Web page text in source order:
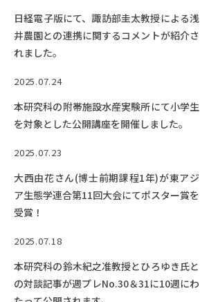
日経電子版にて、諏訪部圭太教授による浅
井農園との連携に関するコメントが紹介さ
れました。
2025.07.24
本研究科の附帯施設水産実験所にて小学生
を対象とした公開講座を開催しました。
2025.07.23
大西由花さん(博士前期課程1年)が東アジ
ア生態学連合第11回大会にてポスター賞を
受賞！
2025.07.18
本研究科の鈴木紀之准教授とひろゆき氏と
の対談記事が週プレNo.30＆31に10週にわ